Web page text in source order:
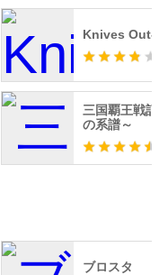
Knives Out-
三国覇王戦記
の系譜～
ブロスタ